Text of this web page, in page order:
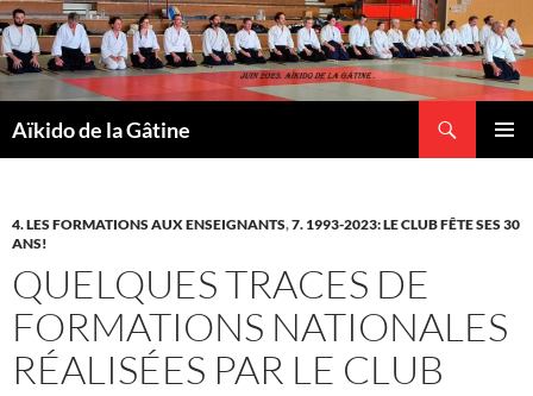
Aïkido de la Gâtine
4. LES FORMATIONS AUX ENSEIGNANTS,7. 1993-2023: LE CLUB FÊTE SES 30
ANS!
QUELQUES TRACES DE
FORMATIONS NATIONALES
RÉALISÉES PAR LE CLUB